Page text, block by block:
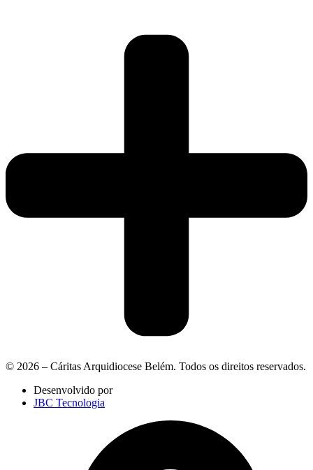
© 2026 – Cáritas Arquidiocese Belém. Todos os direitos reservados.
Desenvolvido por
JBC Tecnologia